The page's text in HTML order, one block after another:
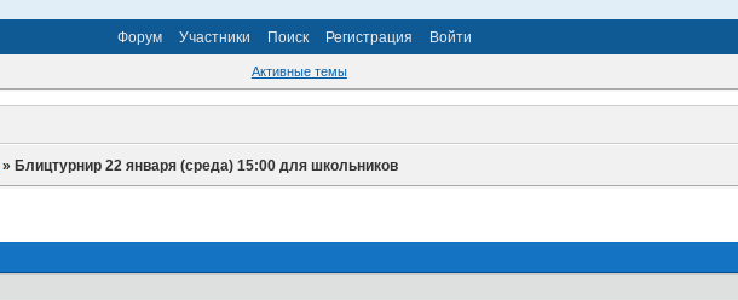
Форум Участники Поиск Регистрация Войти
Активные темы
»Блицтурнир 22 января (среда) 15:00 для школьников